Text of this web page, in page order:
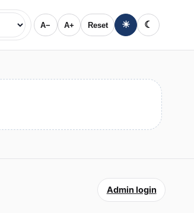
A− A+ Reset ☀ ☾
Admin login